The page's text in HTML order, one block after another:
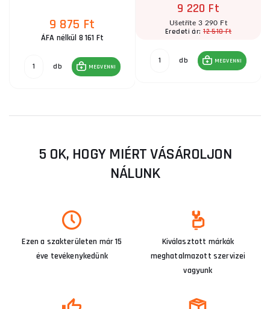
9 875 Ft
ÁFA nélkül 8 161 Ft
db MEGVENNI
9 220 Ft
Ušetříte 3 290 Ft
Eredeti ár:12 510 Ft
db MEGVENNI
5 OK, HOGY MIÉRT VÁSÁROLJON
NÁLUNK
Ezen a szakterületen már 15
éve tevékenykedünk
Kiválasztott márkák
meghatalmazott szervizei
vagyunk